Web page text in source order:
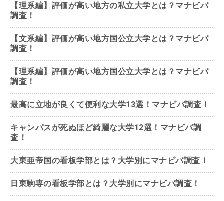
【理系編】評価が高い地方の私立大学とは？マナビバ
調査！
【文系編】評価が高い地方国公立大学とは？マナビバ
調査！
【理系編】評価が高い地方国公立大学とは？マナビバ
調査！
最高に立地が良くて便利な大学13選！マナビバ調査！
キャンパスが死ぬほど綺麗な大学12選！マナビバ調
査！
大東亜帝国の看板学部とは？大学別にマナビバ調査！
日東駒専の看板学部とは？大学別にマナビバ調査！